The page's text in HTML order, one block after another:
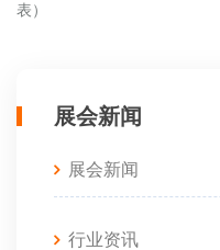
表）
展会新闻
展会新闻
行业资讯